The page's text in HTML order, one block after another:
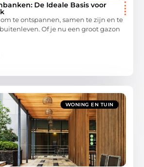
De Ideale Basis voor
te ontspannen, samen te zijn en te
Of je nu een groot gazon
WONING EN TUIN